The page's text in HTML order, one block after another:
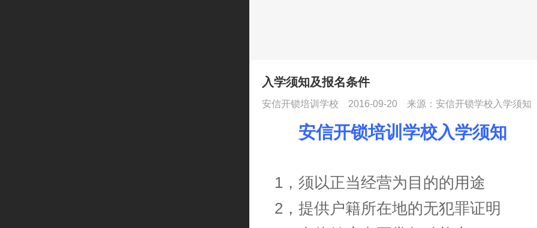
入学须知及报名条件
安信开锁培训学校 2016-09-20 来源：安信开锁学校入学须知
安信开锁培训学校入学须知
1，须以正当经营为目的的用途
2，提供户籍所在地的无犯罪证明